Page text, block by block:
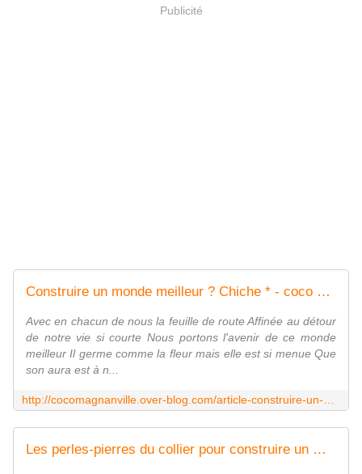
Publicité
Construire un monde meilleur ? Chiche * - coco Magnanville
Avec en chacun de nous la feuille de route Affinée au détour
de notre vie si courte Nous portons l'avenir de ce monde
meilleur Il germe comme la fleur mais elle est si menue Que
son aura est à n...
Les perles-pierres du collier pour construire un monde meilleur - coco Magnanville